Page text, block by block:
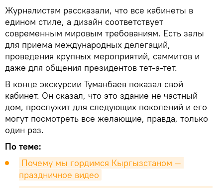
Журналистам рассказали, что все кабинеты в
едином стиле, а дизайн соответствует
современным мировым требованиям. Есть залы
для приема международных делегаций,
проведения крупных мероприятий, саммитов и
даже для общения президентов тет-а-тет.
В конце экскурсии Туманбаев показал свой
кабинет. Он сказал, что это здание не частный
дом, прослужит для следующих поколений и его
могут посмотреть все желающие, правда, только
один раз.
По теме:
Почему мы гордимся Кыргызстаном —
праздничное видео